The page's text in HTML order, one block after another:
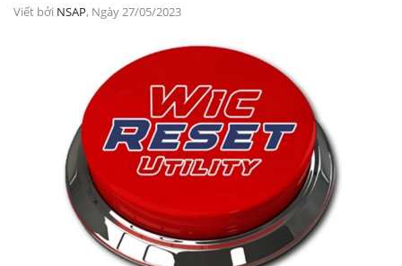
Viết bởi NSAP, Ngày 27/05/2023